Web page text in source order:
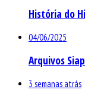
História do
04/06/2025
Arquivos
3 semanas atrás